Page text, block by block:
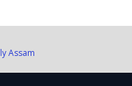
Assam